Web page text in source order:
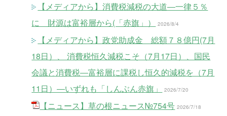
【メディアから】消費税減税の大道―一律５％
に 財源は富裕層から(「赤旗」）
2026/8/4
【メディアから】政党助成金 総額７８億円(7月
18日）、 消費税恒久減税こそ（7月17日）、国民
会議と消費税―富裕層に課税し恒久的減税を（7月
11日）―いずれも「しんぶん赤旗」
2026/7/20
【ニュース】草の根ニュース№754号 2026/7/18